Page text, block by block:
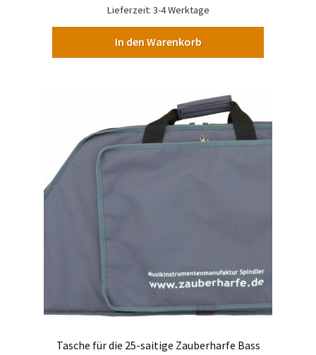
Lieferzeit: 3-4 Werktage
In den Warenkorb
Tasche für die 25-saitige Zauberharfe Bass